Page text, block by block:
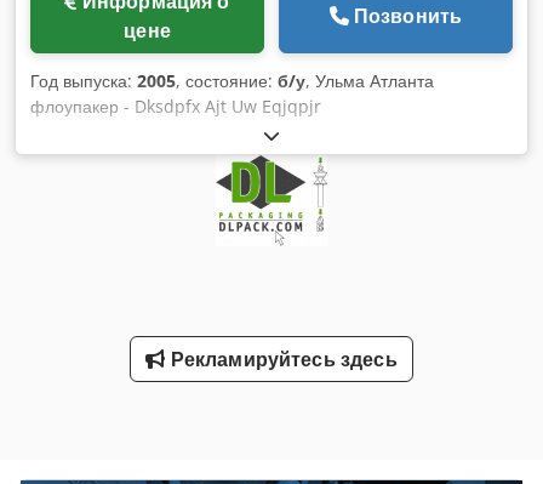
цене
Позвонить
Год выпуска: 2005, состояние: б/у, Ульма Атланта
флоупакер - Dksdpfx Ajt Uw Eqjqpjr
Рекламируйтесь здесь